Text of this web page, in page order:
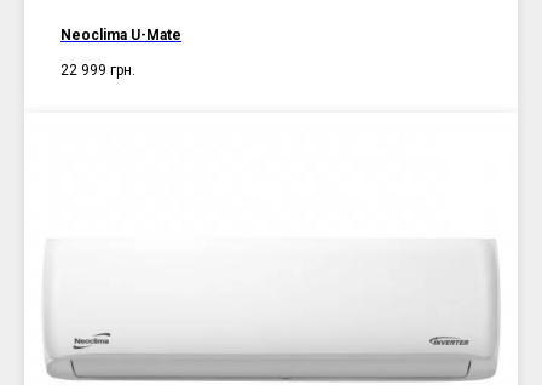
Neoclima U-Mate
22 999 грн.